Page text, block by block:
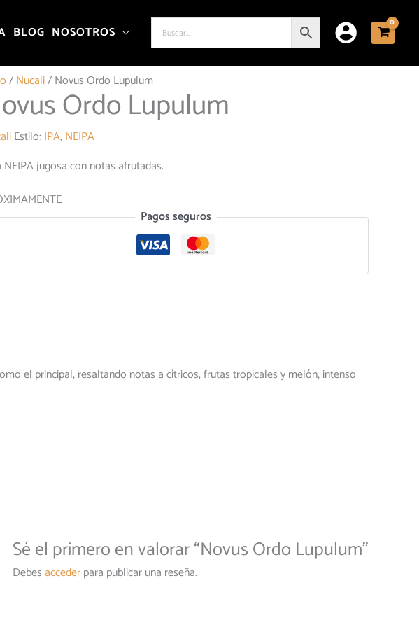
BLOG NOSOTROS
/Nucali/ Novus Ordo Lupulum
Ordo Lupulum
Estilo: IPA,NEIPA
NEIPA jugosa con notas afrutadas.
Pagos seguros
el principal, resaltando notas a cítricos, frutas tropicales y melón, intenso
Sé el primero en valorar “Novus Ordo Lupulum”
Debesaccederpara publicar una reseña.